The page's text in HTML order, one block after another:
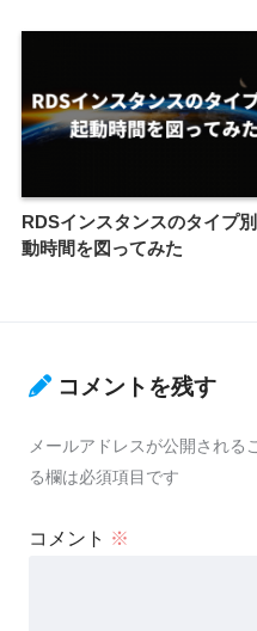
RDSインスタンスのタイプ
動時間を図ってみた
コメントを残す
メールアドレスが公開される
る欄は必須項目です
コメント ※